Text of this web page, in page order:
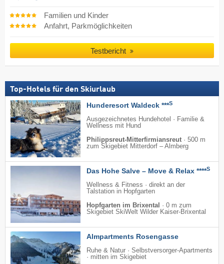
Familien und Kinder
Anfahrt, Parkmöglichkeiten
Testbericht
Top-Hotels für den Skiurlaub
Hunderesort Waldeck ***S
Ausgezeichnetes Hundehotel · Familie &
Wellness mit Hund
Philippsreut-Mitterfirmiansreut · 500 m
zum Skigebiet Mitterdorf – Almberg
Das Hohe Salve – Move & Relax ****S
Wellness & Fitness · direkt an der
Talstation in Hopfgarten
Hopfgarten im Brixental
· 0 m zum
Skigebiet SkiWelt Wilder Kaiser-Brixental
Almpartments Rosengasse
Ruhe & Natur · Selbstversorger-Apartments
· mitten im Skigebiet